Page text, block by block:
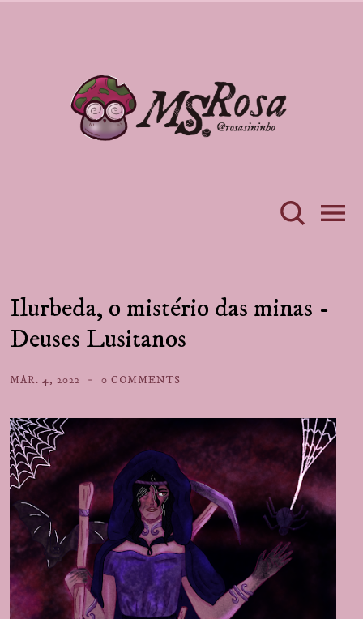
Ilurbeda, o mistério das minas -
Deuses Lusitanos
MAR. 4, 2022 0 COMMENTS